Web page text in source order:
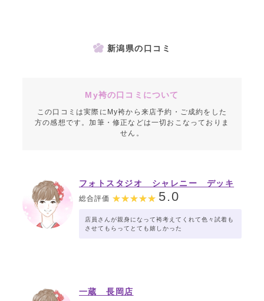
新潟県の口コミ
My袴の口コミについて
この口コミは実際にMy袴から来店予約・ご成約をした
方の感想です。加筆・修正などは一切おこなっておりま
せん。
フォトスタジオ シャレニー デッキ
ー401店
総合評価 5.0
店員さんが親身になって袴考えてくれて色々試着も
させてもらってとても嬉しかった
一蔵 長岡店